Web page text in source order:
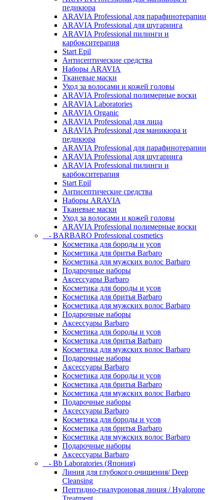
педикюра
ARAVIA Professional для парафинотерапии
ARAVIA Professional для шугаринга
ARAVIA Professional пилинги и
карбокситерапия
Start Epil
Антисептические средства
Наборы ARAVIA
Тканевые маски
Уход за волосами и кожей головы
ARAVIA Professional полимерные воски
ARAVIA Laboratories
ARAVIA Organic
ARAVIA Professional для лица
ARAVIA Professional для маникюра и
педикюра
ARAVIA Professional для парафинотерапии
ARAVIA Professional для шугаринга
ARAVIA Professional пилинги и
карбокситерапия
Start Epil
Антисептические средства
Наборы ARAVIA
Тканевые маски
Уход за волосами и кожей головы
ARAVIA Professional полимерные воски
- BARBARO Professional cosmetics
Косметика для бороды и усов
Косметика для бритья Barbaro
Косметика для мужских волос Barbaro
Подарочные наборы
Аксессуары Barbaro
Косметика для бороды и усов
Косметика для бритья Barbaro
Косметика для мужских волос Barbaro
Подарочные наборы
Аксессуары Barbaro
Косметика для бороды и усов
Косметика для бритья Barbaro
Косметика для мужских волос Barbaro
Подарочные наборы
Аксессуары Barbaro
Косметика для бороды и усов
Косметика для бритья Barbaro
Косметика для мужских волос Barbaro
Подарочные наборы
Аксессуары Barbaro
Косметика для бороды и усов
Косметика для бритья Barbaro
Косметика для мужских волос Barbaro
Подарочные наборы
Аксессуары Barbaro
- Bb Laboratories (Япония)
Линия для глубокого очищения/ Deep
Cleansing
Пептидно-гиалуроновая линия / Hyalorone
Treatment